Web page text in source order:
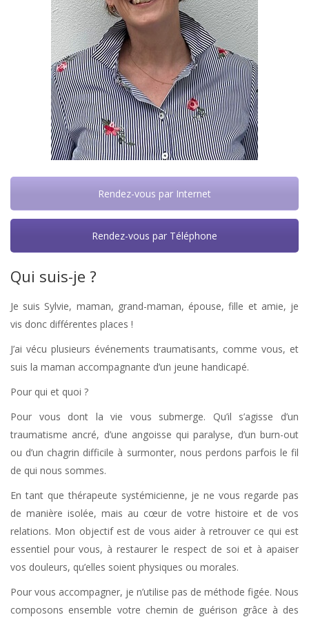
Qui suis-je ?
Je suis Sylvie, maman, grand-maman, épouse, fille et amie, je
vis donc différentes places !
J’ai vécu plusieurs événements traumatisants, comme vous, et
suis la maman accompagnante d’un jeune handicapé.
Pour qui et quoi ?
Pour vous dont la vie vous submerge. Qu’il s’agisse d’un
traumatisme ancré, d’une angoisse qui paralyse, d’un burn-out
ou d’un chagrin difficile à surmonter, nous perdons parfois le fil
de qui nous sommes.
En tant que thérapeute systémicienne, je ne vous regarde pas
de manière isolée, mais au cœur de votre histoire et de vos
relations. Mon objectif est de vous aider à retrouver ce qui est
essentiel pour vous, à restaurer le respect de soi et à apaiser
vos douleurs, qu’elles soient physiques ou morales.
Pour vous accompagner, je n’utilise pas de méthode figée. Nous
composons ensemble votre chemin de guérison grâce à des
Rendez-vous par Internet
Rendez-vous par Téléphone